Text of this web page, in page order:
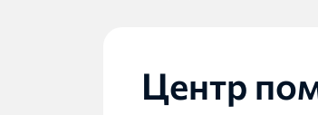
Центр